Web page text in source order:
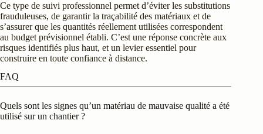
Ce type de suivi professionnel permet d’éviter les substitutions
frauduleuses, de garantir la traçabilité des matériaux et de
s’assurer que les quantités réellement utilisées correspondent
au budget prévisionnel établi. C’est une réponse concrète aux
risques identifiés plus haut, et un levier essentiel pour
construire en toute confiance à distance.
FAQ
Quels sont les signes qu’un matériau de mauvaise qualité a été
utilisé sur un chantier ?